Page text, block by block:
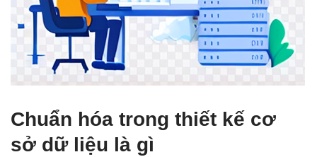
Chuẩn hóa trong thiết kế cơ
sở dữ liệu là gì